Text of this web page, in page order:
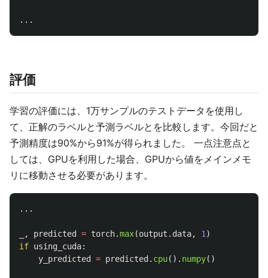
...
評価
学習の評価には、1万サンプルのテストデータを使用し
て、正解のラベルと予測ラベルとを比較します。今回だと
予測精度は90%から91%が得られました。 一点注意点と
しては、GPUを利用した場合、GPUから値をメインメモ
リに移動させる必要があります。
...
, predicted = torch.max(output . data, 1 )
if using_cuda:
y_predicted
= predicted . cpu(). numpy()